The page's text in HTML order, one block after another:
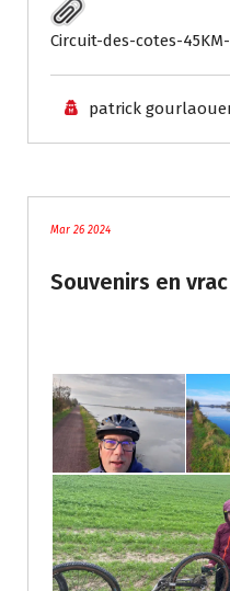
Circuit-des-cotes-45KM-
patrick
Mar 26 2024
Souvenirs en vrac